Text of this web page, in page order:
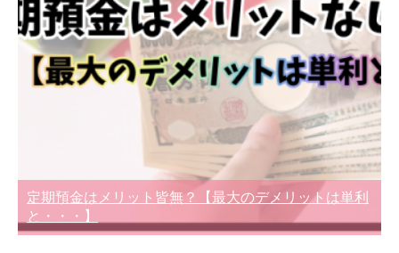
定期預金はメリット皆無？【最大のデメリットは単利
と・・・】